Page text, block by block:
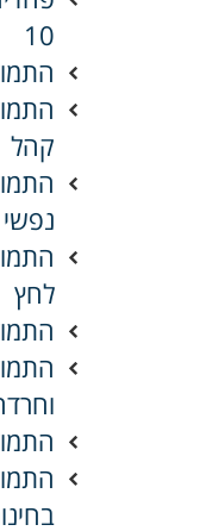
10
קהל
נפשי
לחץ